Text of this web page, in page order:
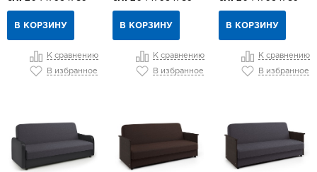
В КОРЗИНУ
К сравнению
В избранное
В КОРЗИНУ
К сравнению
В избранное
В КОРЗИНУ
К сравнению
В избранное